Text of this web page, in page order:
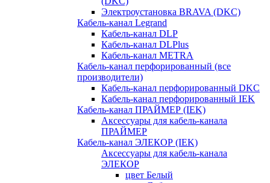
Электроустановка BRAVA (DKC)
Кабель-канал Legrand
Кабель-канал DLP
Кабель-канал DLPlus
Кабель-канал METRA
Кабель-канал перфорированный (все
производители)
Кабель-канал перфорированный DKC
Кабель-канал перфорированный IEK
Кабель-канал ПРАЙМЕР (IEK)
Аксессуары для кабель-канала
ПРАЙМЕР
Кабель-канал ЭЛЕКОР (IEK)
Аксессуары для кабель-канала
ЭЛЕКОР
цвет Белый